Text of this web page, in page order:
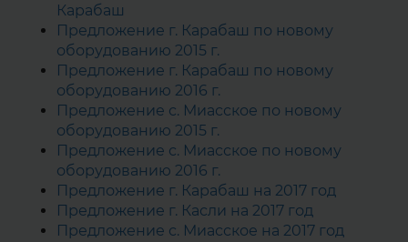
Карабаш
Предложение г. Карабаш по новому
оборудованию 2015 г.
Предложение г. Карабаш по новому
оборудованию 2016 г.
Предложение с. Миасское по новому
оборудованию 2015 г.
Предложение с. Миасское по новому
оборудованию 2016 г.
Предложение г. Карабаш на 2017 год
Предложение г. Касли на 2017 год
Предложение с. Миасское на 2017 год